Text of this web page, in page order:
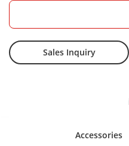
Unique PTRZ
Sales Inquiry
Accessories